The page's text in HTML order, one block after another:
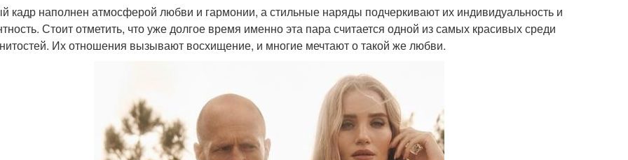
кадр наполнен атмосферой любви и гармонии, а стильные наряды подчеркивают их индивидуальность и
Стоит отметить, что уже долгое время именно эта пара считается одной из самых красивых среди
Их отношения вызывают восхищение, и многие мечтают о такой же любви.